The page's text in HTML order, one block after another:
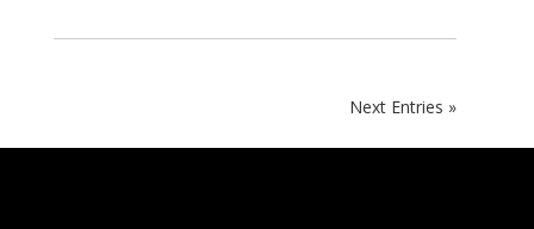
Next Entries »